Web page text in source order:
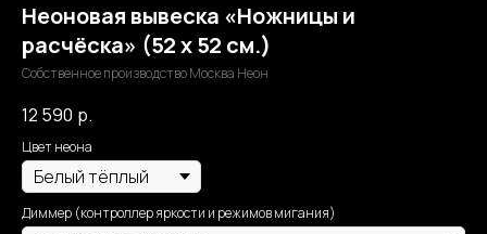
Неоновая вывеска «Ножницы и
расчёска» (52 x 52 см.)
Собственное производство Москва Неон
12 590 р.
Цвет неона
Диммер (контроллер яркости и режимов мигания)